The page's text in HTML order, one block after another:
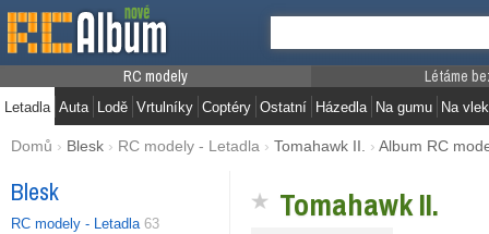
RC modely
Letadla Auta Lodě Vrtulníky Coptéry Ostatní
Létáme
Házedla Na gumu Na vlek
Domů › Blesk › RC modely - Letadla › Tomahawk II. › Album RC
Blesk
RC modely - Letadla 63
Tomahawk II.